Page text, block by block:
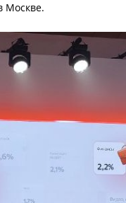
Москве.